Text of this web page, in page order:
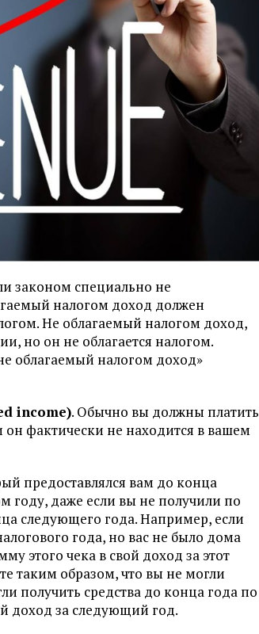
законом специально не
налогом доход должен
Не облагаемый налогом доход,
но он не облагается налогом.
облагаемый налогом доход»
income). Обычно вы должны платить
фактически не находится в вашем
предоставлялся вам до конца
году, даже если вы не получили по
следующего года. Например, если
года, но вас не было дома
этого чека в свой доход за этот
таким образом, что вы не могли
получить средства до конца года по
доход за следующий год.